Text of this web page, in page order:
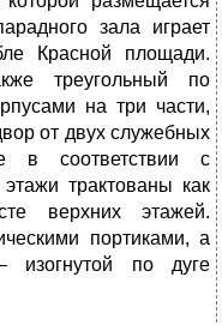
зала играет
Красной площади.
треугольный по
на три части,
от двух служебных
в соответствии с
трактованы как
верхних этажей.
портиками, а
по дуге